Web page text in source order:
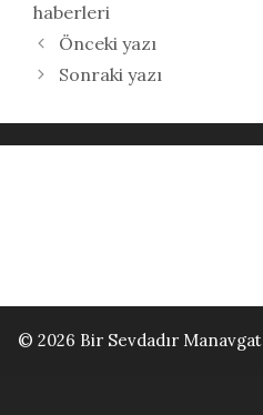
haberleri
Önceki yazı
Sonraki yazı
© 2026 Bir Sevdadır Manavgat